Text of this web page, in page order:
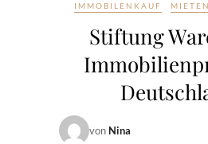
IMMOBILENKAUF
Stiftung
von Nina